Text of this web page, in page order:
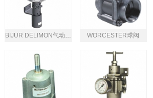
BIJUR DELIMON气动润滑泵 WORCESTER球阀